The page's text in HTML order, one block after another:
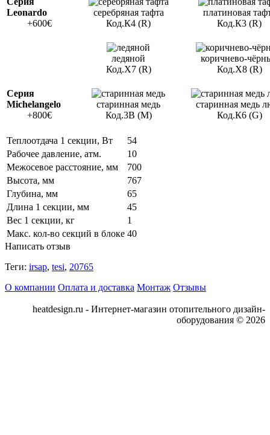
Leonardo
+600€
серебряная тафта
Код.К4 (R)
платиновая
Код.К3 (R)
ледяной
Код.Х7 (R)
коричнево-
Код.Х8 (R)
Серия
Michelangelo
+800€
старинная медь
Код.3В (М)
старинная медь
Код.К6 (G)
Теплоотдача 1 секции, Вт
54
Рабочее давление, атм.
10
Межосевое расстояние, мм
700
Высота, мм
767
Глубина, мм
65
Длина 1 секции, мм
45
Вес 1 секции, кг
1
Макс. кол-во секций в блоке 40
Написать отзыв
Теги: irsap, tesi, 20765
О компании Оплата и доставка Монтаж Отзывы
heatdesign.ru - Интернет-магазин отопительного дизайн-
оборудования © 2026